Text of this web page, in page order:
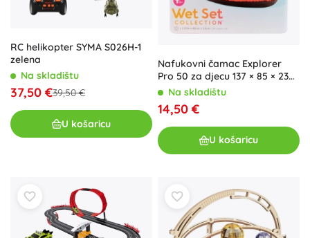
RC helikopter SYMA S026H-1
zelena
Na skladištu
37,50 €39,50 €
U košaricu
Nafukovni čamac Explorer
Pro 50 za djecu 137 × 85 × 23
cmNa skladištu
14,50 €
U košaricu